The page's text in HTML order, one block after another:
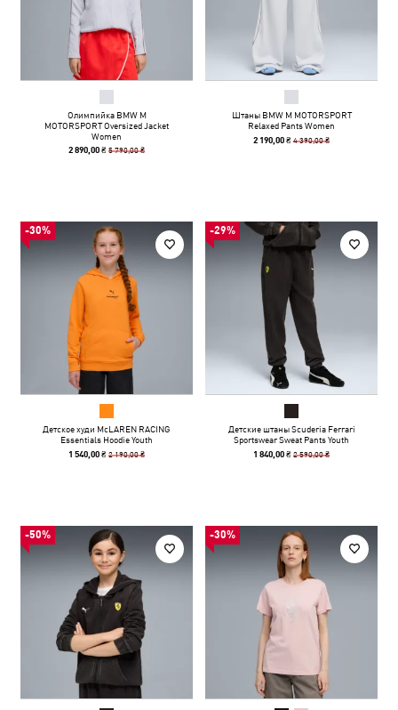
Олимпийка BMW M
MOTORSPORT Oversized Jacket
Women
2 890,00 ₴5 790,00 ₴
Штаны BMW M MOTORSPORT
Relaxed Pants Women
2 190,00 ₴4 390,00 ₴
-30%
Детское худи McLAREN RACING
Essentials Hoodie Youth
1 540,00 ₴2 190,00 ₴
-29%
Детские штаны Scuderia Ferrari
Sportswear Sweat Pants Youth
1 840,00 ₴2 590,00 ₴
-50% -30%